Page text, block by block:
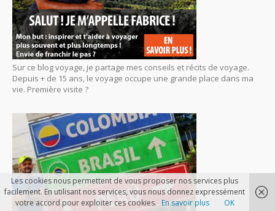
Sur ce blog voyage, je partage mes conseils et récits de voyage.
Depuis + de 15 ans, le voyage occupe une grande place dans ma
vie. Première visite ?
Les cookies nous permettent de vous proposer nos services plus
facilement. En utilisant nos services, vous nous donnez expressément
votre accord pour exploiter ces cookies. En savoir plus OK